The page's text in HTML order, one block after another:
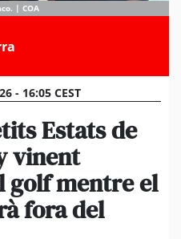
| COA
- 16:05 CEST
Estats de
vinent
golf mentre el
fora del